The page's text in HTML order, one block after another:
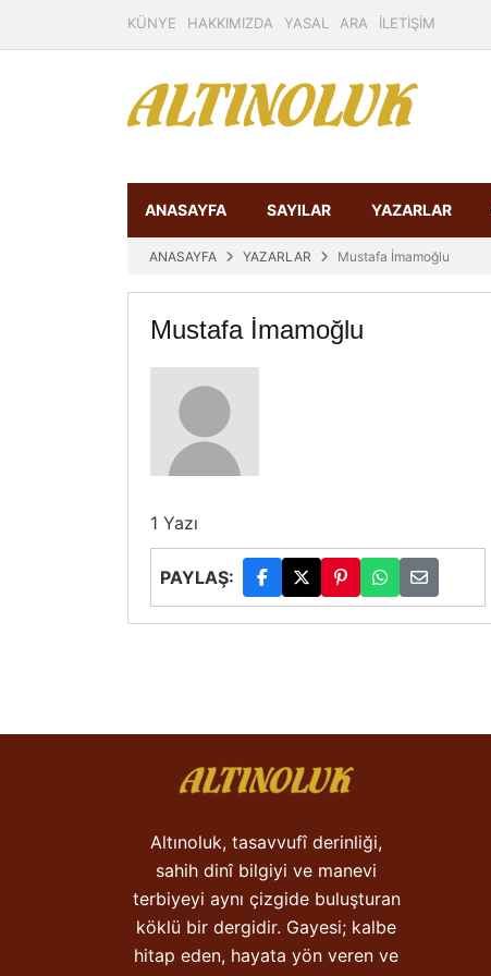
KÜNYE HAKKIMIZDA YASAL ARA İLETİŞİM
ANASAYFA SAYILAR YAZARLAR
ANASAYFA YAZARLAR Mustafa İmamoğlu
Mustafa İmamoğlu
1 Yazı
PAYLAŞ:
Altınoluk, tasavvufî derinliği,
sahih dinî bilgiyi ve manevi
terbiyeyi aynı çizgide buluşturan
köklü bir dergidir. Gayesi; kalbe
hitap eden, hayata yön veren ve